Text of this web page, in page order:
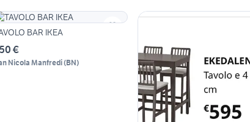
BAR IKEA
€
Nicola Manfredi(BN)